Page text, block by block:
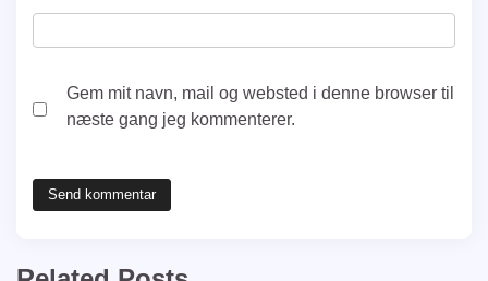
Gem mit navn, mail og websted i denne browser til
næste gang jeg kommenterer.